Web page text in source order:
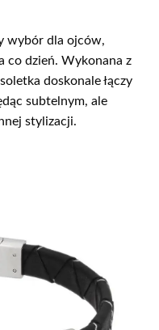
wybór dla ojców,
co dzień. Wykonana z
doskonale łączy
subtelnym, ale
stylizacji.